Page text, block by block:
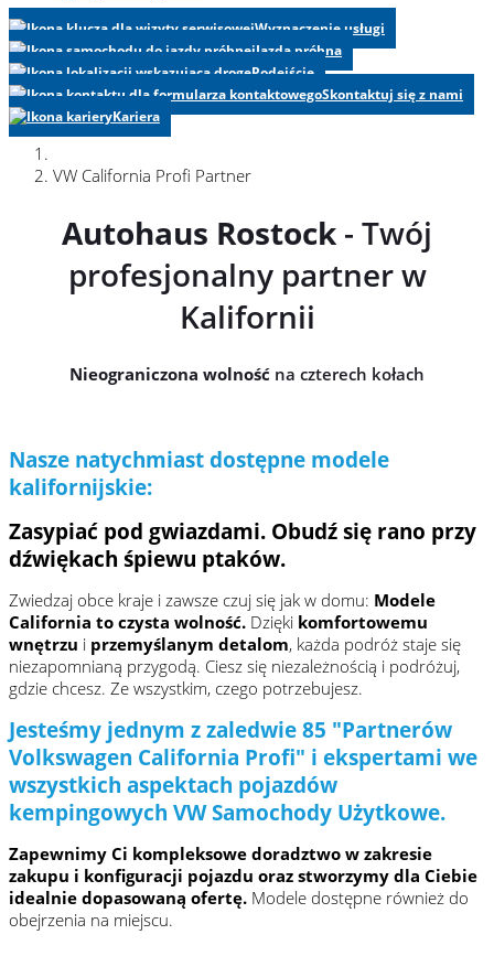
Wyznaczenie usługi
Jazda próbna
Podejście
Skontaktuj się z nami
Kariera
VW California Profi Partner
Autohaus Rostock - Twój
profesjonalny partner w
Kalifornii
Nieograniczona wolność na czterech kołach
Nasze natychmiast dostępne modele
kalifornijskie:
Zasypiać pod gwiazdami. Obudź się rano przy
dźwiękach śpiewu ptaków.
Zwiedzaj obce kraje i zawsze czuj się jak w domu: Modele
California to czysta wolność. Dzięki komfortowemu
wnętrzu i przemyślanym detalom, każda podróż staje się
niezapomnianą przygodą. Ciesz się niezależnością i podróżuj,
gdzie chcesz. Ze wszystkim, czego potrzebujesz.
Jesteśmy jednym z zaledwie 85 "Partnerów
Volkswagen California Profi" i ekspertami we
wszystkich aspektach pojazdów
kempingowych VW Samochody Użytkowe.
Zapewnimy Ci kompleksowe doradztwo w zakresie
zakupu i konfiguracji pojazdu oraz stworzymy dla Ciebie
idealnie dopasowaną ofertę. Modele dostępne również do
obejrzenia na miejscu.